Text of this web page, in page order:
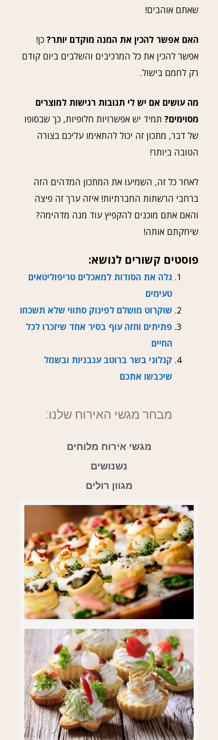
שאתם אוהבים!
האם אפשר להכין את המנה מוקדם יותר? כן!
אפשר להכין את כל המרכיבים והשלבים ביום קודם
רק לחמם בישול.
מה עושים אם יש לי תגובות רגישות למוצרים
מסוימים? תמיד יש אפשרויות חלופיות, כך שבסופו
של דבר, מתכון זה יכול להתאימו עליכם בצורה
הטובה ביותר!
לאחר כל זה, השמיעו את המתכון המדהים הזה
ברחבי הרשתות החברתיות! איזה ערך זה פיצה
והאם אתם מוכנים להקפיץ עוד מנה מדהימה?
שיחקתם אותה!
פוסטים קשורים לנושא:
גלה את הסודות למאכלים טריפוליטאים
טעימים
שוקרוט מושלם לפינוק סתווי שלא תשכחו
פתיתים וחזה עוף בסיר אחד שיזכרו לכל
החיים
קנלוני בשר ברוטב עגבניות ובשמל
שיכבשו אתכם
מבחר מגשי האירוח שלנו:
מגשי אירוח מלוחים
נשנושים
מגוון רולים